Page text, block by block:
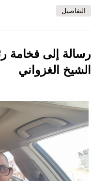
التفاصيل
رسالة إلى فخامة
الشيخ الغزواني